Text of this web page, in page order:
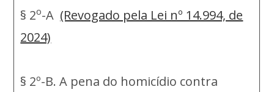
§ 2o-A (Revogado pela Lei nº 14.994, de
2024)
§ 2º-B. A pena do homicídio contra